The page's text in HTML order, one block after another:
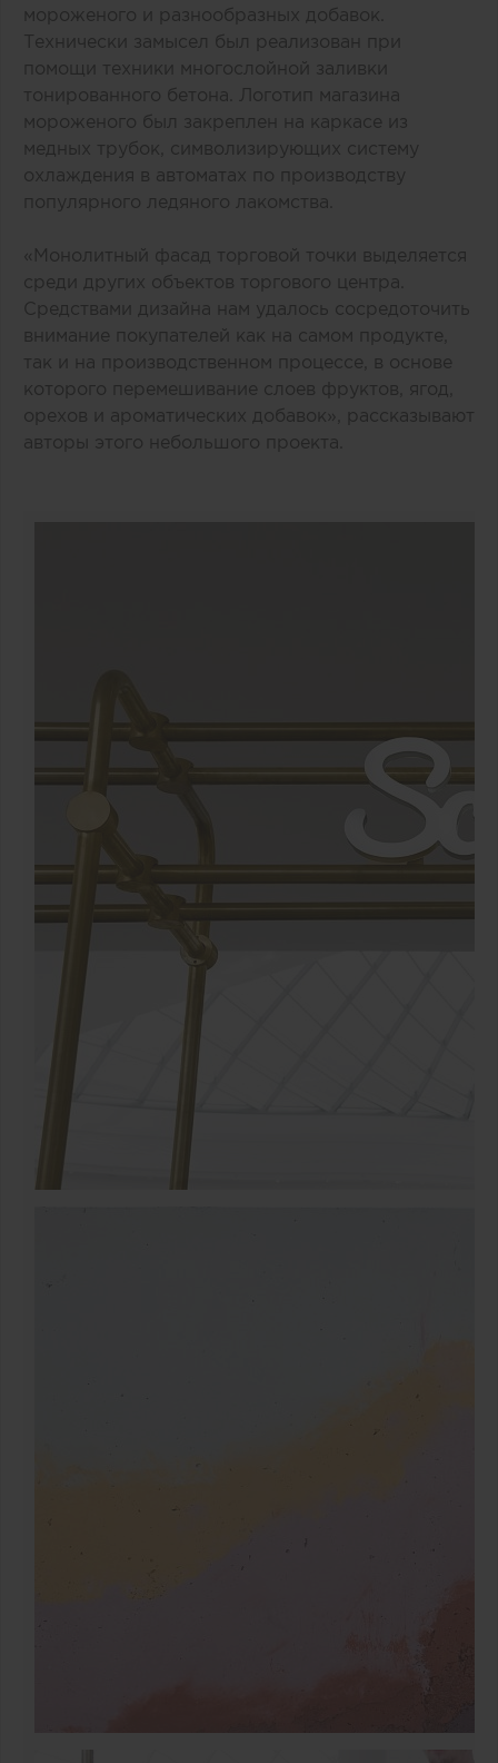
мороженого и разнообразных добавок.
Технически замысел был реализован при
помощи техники многослойной заливки
тонированного бетона. Логотип магазина
мороженого был закреплен на каркасе из
медных трубок, символизирующих систему
охлаждения в автоматах по производству
популярного ледяного лакомства.
«Монолитный фасад торговой точки выделяется
среди других объектов торгового центра.
Средствами дизайна нам удалось сосредоточить
внимание покупателей как на самом продукте,
так и на производственном процессе, в основе
которого перемешивание слоев фруктов, ягод,
орехов и ароматических добавок», рассказывают
авторы этого небольшого проекта.